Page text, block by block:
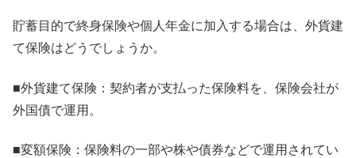
貯蓄目的で終身保険や個人年金に加入する場合は、外貨建
て保険はどうでしょうか。
■外貨建て保険：契約者が支払った保険料を、保険会社が
外国債で運用。
■変額保険：保険料の一部や株や債券などで運用されてい